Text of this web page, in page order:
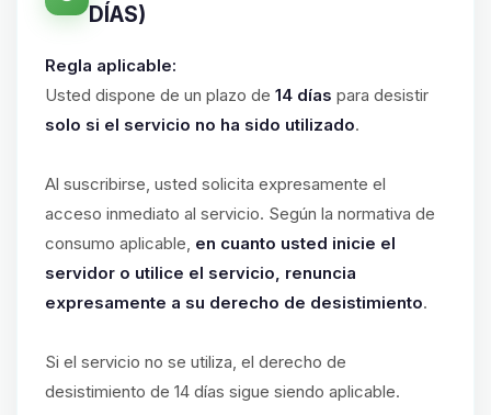
DÍAS)
Regla aplicable:
Usted dispone de un plazo de 14 días para desistir
solo si el servicio no ha sido utilizado.
Al suscribirse, usted solicita expresamente el
acceso inmediato al servicio. Según la normativa de
consumo aplicable, en cuanto usted inicie el
servidor o utilice el servicio, renuncia
expresamente a su derecho de desistimiento.
Si el servicio no se utiliza, el derecho de
desistimiento de 14 días sigue siendo aplicable.